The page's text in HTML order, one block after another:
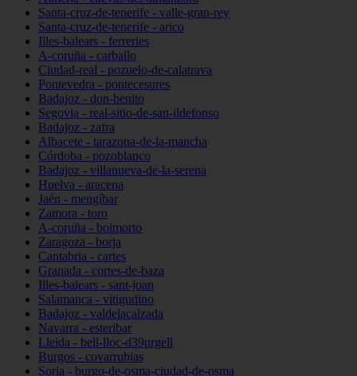
Santa-cruz-de-tenerife - valle-gran-rey
Santa-cruz-de-tenerife - arico
Illes-balears - ferreries
A-coruña - carballo
Ciudad-real - pozuelo-de-calatrava
Pontevedra - pontecesures
Badajoz - don-benito
Segovia - real-sitio-de-san-ildefonso
Badajoz - zafra
Albacete - tarazona-de-la-mancha
Córdoba - pozoblanco
Badajoz - villanueva-de-la-serena
Huelva - aracena
Jaén - mengíbar
Zamora - toro
A-coruña - boimorto
Zaragoza - borja
Cantabria - cartes
Granada - cortes-de-baza
Illes-balears - sant-joan
Salamanca - vitigudino
Badajoz - valdelacalzada
Navarra - esteribar
Lleida - bell-lloc-d39urgell
Burgos - covarrubias
Soria - burgo-de-osma-ciudad-de-osma